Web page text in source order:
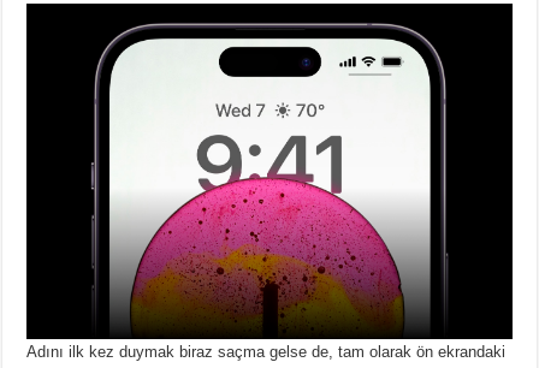
Adını ilk kez duymak biraz saçma gelse de, tam olarak ön ekrandaki